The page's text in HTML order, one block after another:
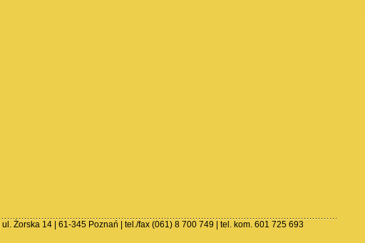
| ul. Żorska 14 | 61-345 Poznań | tel./fax (061) 8 700 749 | tel. kom. 601 725 693